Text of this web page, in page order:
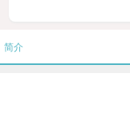
简介